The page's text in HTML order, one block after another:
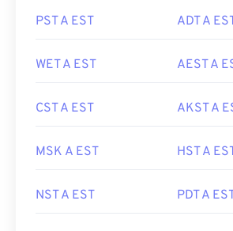
PST A EST ADT A
WET A EST AEST A
CST A EST AKST A
MSK A EST HST A
NST A EST PDT A